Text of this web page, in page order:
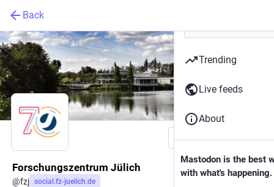
Back
Follow
Forschungszentrum Jülich
@fzj social.fz-juelich.de
Trending
Live feeds
About
Mastodon is the best
with what's happening.